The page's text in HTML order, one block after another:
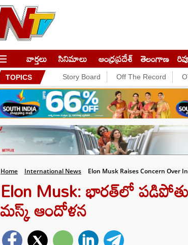
వార్తలు సినిమాలు ఆంధ్రప్రదేశ్ తెలంగాణ
TOPICS Story Board Off The Record
Home International News Elon Musk Raises Concern Over
Elon Musk: భారత్‌లో
మస్క్ ఆందోళన